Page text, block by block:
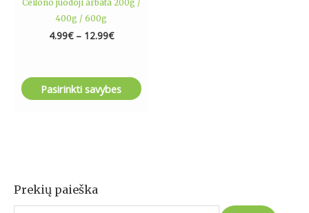
Prekių paieška
I
e
Ceilono juodoji arbata 200g /
400g / 600g
4.99€ – 12.99€
Pasirinkti savybes
page